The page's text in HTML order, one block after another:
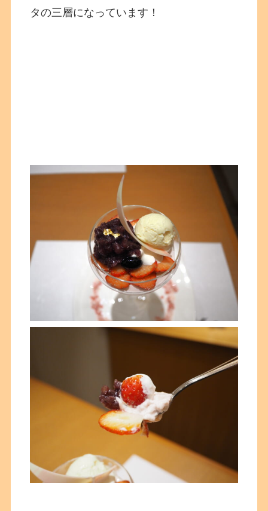
タの三層になっています！